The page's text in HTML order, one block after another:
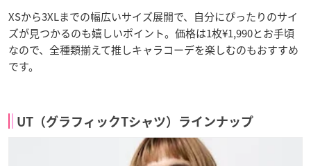
XSから3XLまでの幅広いサイズ展開で、自分にぴったりのサイ
ズが見つかるのも嬉しいポイント。価格は1枚¥1,990とお手頃
なので、全種類揃えて推しキャラコーデを楽しむのもおすすめ
です。
UT（グラフィックTシャツ）ラインナップ